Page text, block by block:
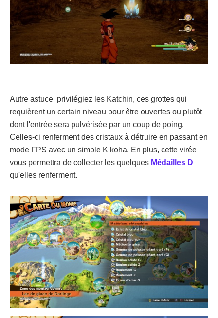
Autre astuce, privilégiez les Katchin, ces grottes qui
requièrent un certain niveau pour être ouvertes ou plutôt
dont l'entrée sera pulvérisée par un coup de poing.
Celles-ci renferment des cristaux à détruire en passant en
mode FPS avec un simple Kikoha. En plus, cette virée
vous permettra de collecter les quelques Médailles D
qu'elles renferment.